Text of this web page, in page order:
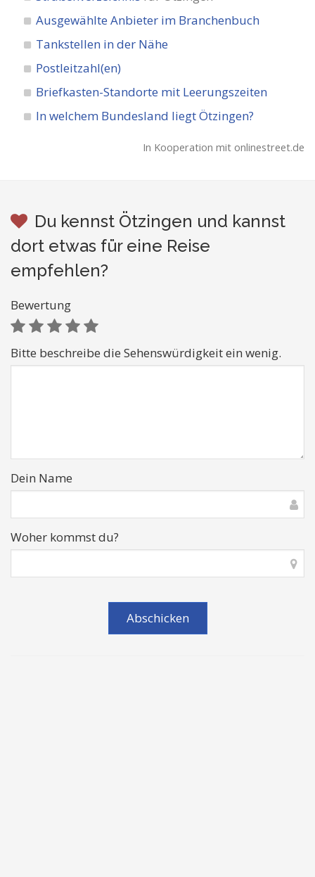
Ausgewählte Anbieter im Branchenbuch
Tankstellen in der Nähe
Postleitzahl(en)
Briefkasten-Standorte mit Leerungszeiten
In welchem Bundesland liegt Ötzingen?
In Kooperation mit onlinestreet.de
Du kennst Ötzingen und kannst
dort etwas für eine Reise
empfehlen?
Bewertung
Bitte beschreibe die Sehenswürdigkeit ein wenig.
Dein Name
Woher kommst du?